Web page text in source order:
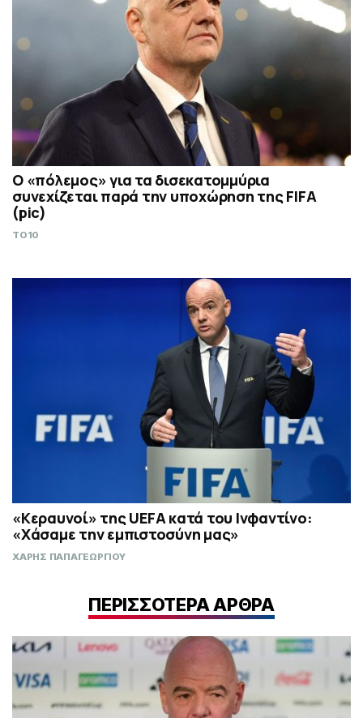
Ο «πόλεμος» για τα δισεκατομμύρια
συνεχίζεται παρά την υποχώρηση της FIFA
(pic)
TO10
«Κεραυνοί» της UEFA κατά του Ινφαντίνο:
«Χάσαμε την εμπιστοσύνη μας»
ΧΑΡΗΣ ΠΑΠΑΓΕΩΡΓΙΟΥ
ΠΕΡΙΣΣΟΤΕΡΑ ΑΡΘΡΑ